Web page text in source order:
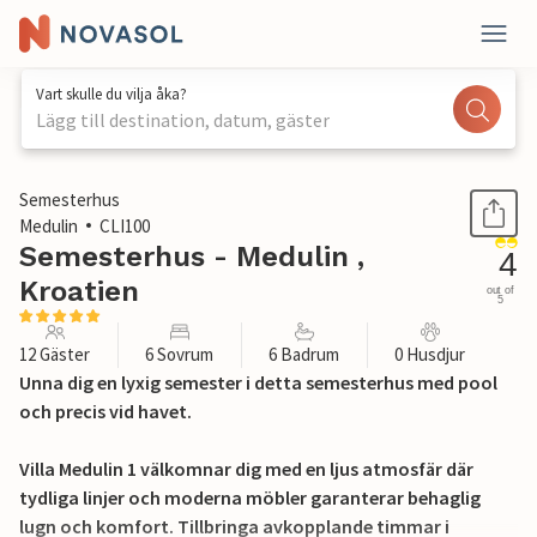
Vart skulle du vilja åka?
Lägg till destination, datum, gäster
1 / 57
Semesterhus
Medulin
CLI100
Semesterhus - Medulin ,
Kroatien
4
out of
5
12 Gäster 6 Sovrum 6 Badrum 0 Husdjur
Unna dig en lyxig semester i detta semesterhus med pool
och precis vid havet.
Villa Medulin 1 välkomnar dig med en ljus atmosfär där
tydliga linjer och moderna möbler garanterar behaglig
lugn och komfort. Tillbringa avkopplande timmar i